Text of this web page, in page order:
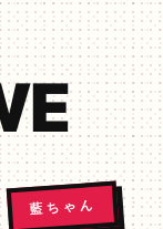
藍ちゃん